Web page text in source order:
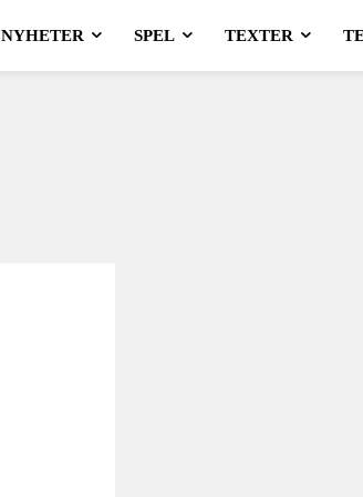
NYHETER SPEL TEXTER